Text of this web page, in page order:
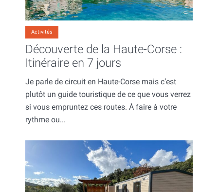
Activités
Découverte de la Haute-Corse :
Itinéraire en 7 jours
Je parle de circuit en Haute-Corse mais c’est
plutôt un guide touristique de ce que vous verrez
si vous empruntez ces routes. À faire à votre
rythme ou...